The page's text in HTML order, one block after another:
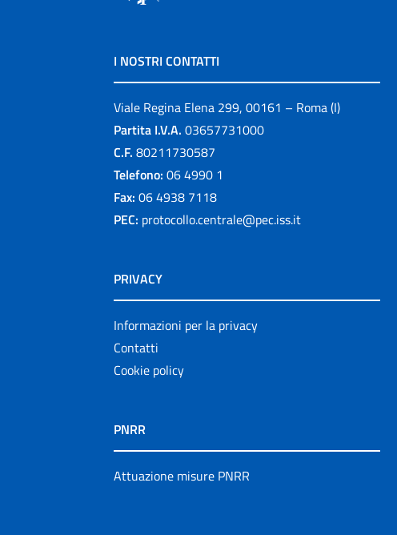
I NOSTRI CONTATTI
Viale Regina Elena 299, 00161 – Roma (I)
Partita I.V.A. 03657731000
C.F. 80211730587
Telefono: 06 4990 1
Fax: 06 4938 7118
PEC: protocollo.centrale@pec.iss.it
PRIVACY
Informazioni per la privacy
Contatti
Cookie policy
PNRR
Attuazione misure PNRR